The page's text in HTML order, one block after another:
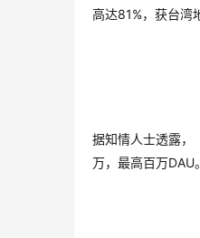
高达81%，获台湾
据知情人士透露，
万，最高百万 DAU。